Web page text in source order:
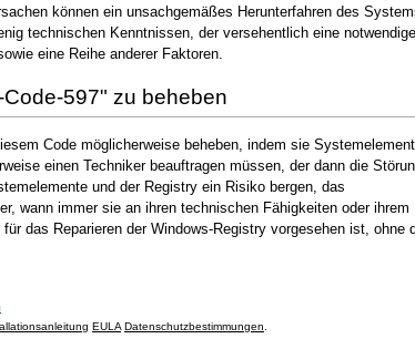
können ein unsachgemäßes Herunterfahren des
technischen Kenntnissen, der versehentlich eine notwendige
eine Reihe anderer Faktoren.
597" zu beheben
Code möglicherweise beheben, indem sie
einen Techniker beauftragen müssen, der dann die
und der Registry ein Risiko bergen, das
wann immer sie an ihren technischen Fähigkeiten oder ihrem
das Reparieren der Windows-Registry vorgesehen ist, ohne
EULA Datenschutzbestimmungen